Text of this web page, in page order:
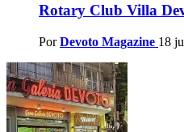
Rotary Club Villa
Por Devoto Magazine 18